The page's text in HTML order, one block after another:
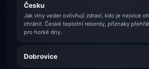
Česku
Jak vlny veder ovlivňují zdraví, kdo je nejvíce
chránit. České teplotní rekordy, příznaky
pro horké dny.
Dobrovice